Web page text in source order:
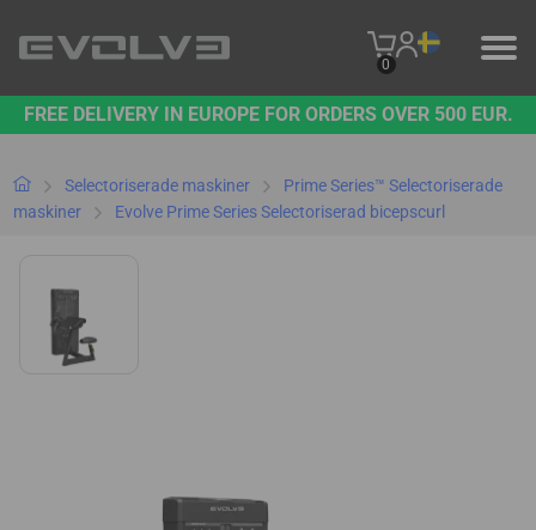
0
PRODUKTER
VÅRT VARUMÄRKE
B2B PLATFORM
FREE DELIVERY IN EUROPE FOR ORDERS OVER 500 EUR.
Selectoriserade maskiner
Prime Series™ Selectoriserade
maskiner
Evolve Prime Series Selectoriserad bicepscurl